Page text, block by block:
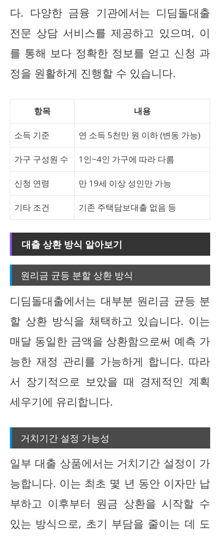
다. 다양한 금융 기관에서는 디딤돌대출
전문 상담 서비스를 제공하고 있으며, 이
를 통해 보다 정확한 정보를 얻고 신청 과
정을 원활하게 진행할 수 있습니다.
항목 내용
소득 기준 연 소득 5천만 원 이하 (변동 가능)
가구 구성원 수 1인~4인 가구에 따라 다름
신청 연령 만 19세 이상 성인만 가능
기타 조건 기존 주택담보대출 없음 등
대출 상환 방식 알아보기
원리금 균등 분할 상환 방식
디딤돌대출에서는 대부분 원리금 균등 분
할 상환 방식을 채택하고 있습니다. 이는
매달 동일한 금액을 상환함으로써 예측 가
능한 재정 관리를 가능하게 합니다. 따라
서 장기적으로 보았을 때 경제적인 계획
세우기에 유리합니다.
거치기간 설정 가능성
일부 대출 상품에서는 거치기간 설정이 가
능합니다. 이는 최초 몇 년 동안 이자만 납
부하고 이후부터 원금 상환을 시작할 수
있는 방식으로, 초기 부담을 줄이는 데 도